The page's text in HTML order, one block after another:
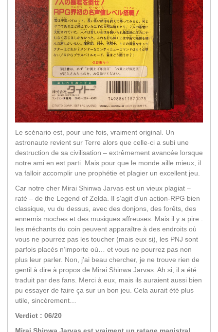
Le scénario est, pour une fois, vraiment original. Un
astronaute revient sur Terre alors que celle-ci a subi une
destruction de sa civilisation – extrêmement avancée lorsque
notre ami en est parti. Mais pour que le monde aille mieux, il
va falloir accomplir une prophétie et plagier un excellent jeu.
Car notre cher Mirai Shinwa Jarvas est un vieux plagiat –
raté – de the Legend of Zelda. Il s’agit d’un action-RPG bien
classique, vu du dessus, avec des donjons, des forêts, des
ennemis moches et des musiques affreuses. Mais il y a pire :
les méchants du coin peuvent apparaître à des endroits où
vous ne pourrez pas les toucher (mais eux si), les PNJ sont
parfois placés n’importe où… et vous ne pourrez pas non
plus leur parler. Non, j’ai beau chercher, je ne trouve rien de
gentil à dire à propos de Mirai Shinwa Jarvas. Ah si, il a été
traduit par des fans. Merci à eux, mais ils auraient aussi bien
pu essayer de faire ça sur un bon jeu. Cela aurait été plus
utile, sincèrement…
Verdict : 06/20